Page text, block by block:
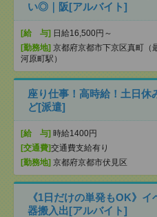
い◎｜阪[アルバイト]
[給 与] 日給16,500円～
[勤務地] 京都府京都市下京区真町（
河原町駅）
座り仕事！高時給！土日休
ど[派遣]
[給 与] 時給1400円
[交通費]交通費支給有り
[勤務地] 京都府京都市伏見区
《1日だけの単発もOK》
器搬入出[アルバイト]